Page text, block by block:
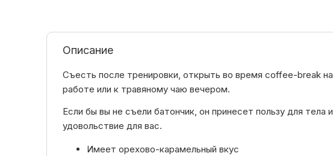
Описание
Съесть после тренировки, открыть во время coffee-break на
работе или к травяному чаю вечером.
Если бы вы не съели батончик, он принесет пользу для тела и
удовольствие для вас.
Имеет орехово-карамельный вкус